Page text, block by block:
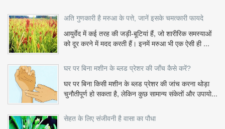
अति गुणकारी है मरुआ के पत्ते, जानें इसके चमत्कारी फायदे
आयुर्वेद में कई तरह की जड़ी-बूटियां हैं, जो शारीरिक समस्याओं
को दूर करने में मदद करती हैं। इनमें मरुआ भी एक ऐसी ही ...
घर पर बिना मशीन के ब्लड प्रेशर की जाँच कैसे करें?
घर पर बिना किसी मशीन के ब्लड प्रेशर की जांच करना थोड़ा
चुनौतीपूर्ण हो सकता है, लेकिन कुछ सामान्य संकेतों और उपायो...
सेहत के लिए संजीवनी है वासा का पौधा